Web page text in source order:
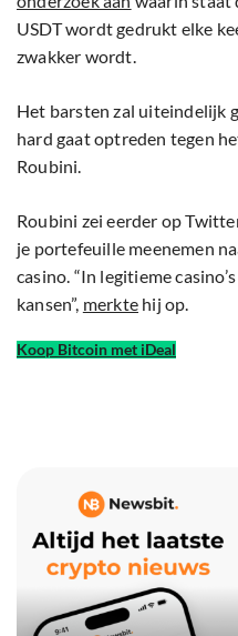
USDT wordt gedrukt elke
zwakker wordt.
Het barsten zal uiteindelijk
hard gaat optreden tegen
Roubini.
Roubini zei eerder op
je portefeuille meenemen
casino. “In legitieme
kansen”, merkte hij op.
Koop Bitcoin met iDeal